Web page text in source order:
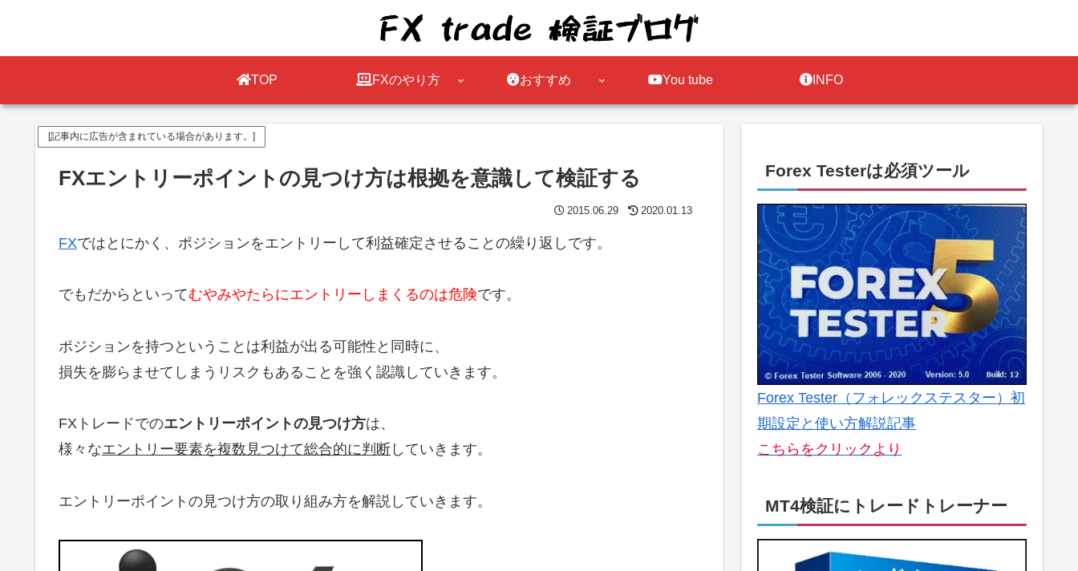
TOP FXのやり方 おすすめ You tube INFO
[記事内に広告が含まれている場合があります。]
FXエントリーポイントの見つけ方は根拠を意識して検証する
2015.06.29 2020.01.13
FXではとにかく、ポジションをエントリーして利益確定させることの繰り返しです。
でもだからといってむやみやたらにエントリーしまくるのは危険です。
ポジションを持つということは利益が出る可能性と同時に、
損失を膨らませてしまうリスクもあることを強く認識していきます。
FXトレードでのエントリーポイントの見つけ方は、
様々なエントリー要素を複数見つけて総合的に判断 していきます。
エントリーポイントの見つけ方の取り組み方を解説していきます。
Forex Testerは必須ツール
Forex Tester（フォレックステスター）初
期設定と使い方解説記事
こちらをクリックより
MT4検証にトレードトレーナー